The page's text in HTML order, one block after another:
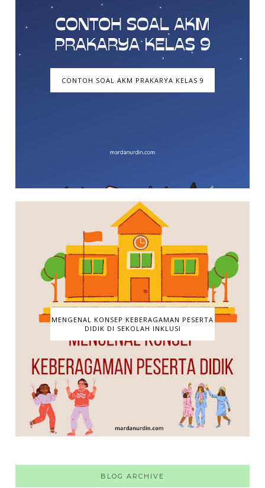
CONTOH SOAL AKM PRAKARYA KELAS 9
MENGENAL KONSEP KEBERAGAMAN PESERTA
DIDIK DI SEKOLAH INKLUSI
BLOG ARCHIVE